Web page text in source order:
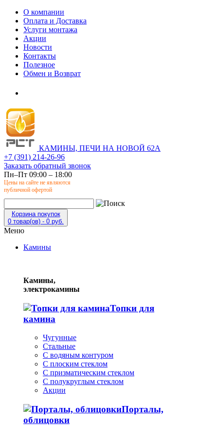
О компании
Оплата и Доставка
Услуги монтажа
Акции
Новости
Контакты
Полезное
Обмен и Возврат
КАМИНЫ, ПЕЧИ НА НОВОЙ 62А
+7 (391) 214-26-96
Заказать обратный звонок
Пн–Пт 09:00 – 18:00
Цены на сайте не являются
публичной офертой
Корзина покупок
0 товар(ов) - 0 руб.
Меню
Камины
Камины,
электрокамины
Топки для
камина
Чугунные
Стальные
С водяным контуром
С плоским стеклом
С призматическим стеклом
С полукруглым стеклом
Акции
Порталы,
облицовки